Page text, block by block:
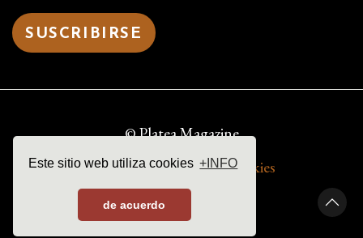
Este sitio web utiliza cookies +INFO
de acuerdo
© Platea Magazine
aviso legal | política de cookies